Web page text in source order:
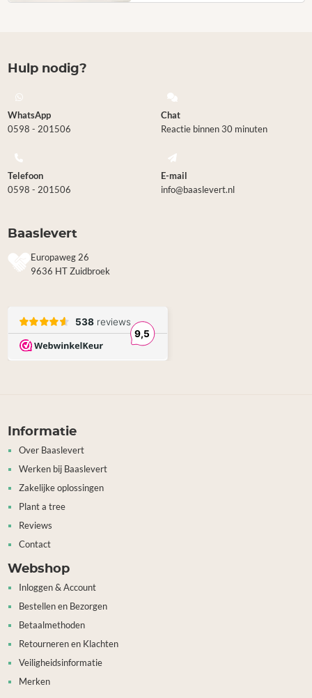
Hulp nodig?
WhatsApp
0598 - 201506
Chat
Reactie binnen 30 minuten
Telefoon
0598 - 201506
E-mail
info@baaslevert.nl
Baaslevert
Europaweg 26
9636 HT Zuidbroek
Informatie
Over Baaslevert
Werken bij Baaslevert
Zakelijke oplossingen
Plant a tree
Reviews
Contact
Webshop
Inloggen & Account
Bestellen en Bezorgen
Betaalmethoden
Retourneren en Klachten
Veiligheidsinformatie
Merken